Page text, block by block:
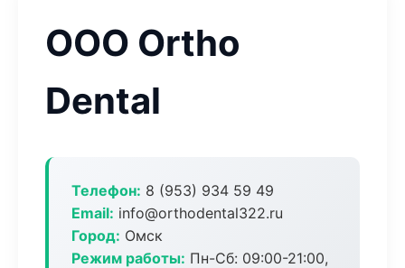
ООО Ortho
Dental
Телефон: 8 (953) 934 59 49
Email: info@orthodental322.ru
Город: Омск
Режим работы: Пн-Сб: 09:00-21:00,